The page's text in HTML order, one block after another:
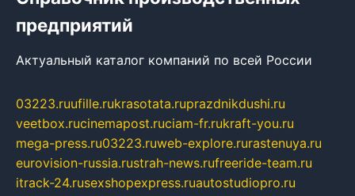
предприятий
Актуальный каталог компаний по всей России
03223.ruufille.rukrasotata.ruprazdnikdushi.ru
veetbox.rucinemapost.ruciam-fr.rukraft-you.ru
mega-press.ru03223.ruweb-explore.rurastenuya.ru
eurovision-russia.rustrah-news.rufreeride-team.ru
itrack-24.rusexshopexpress.ruautostudiopro.ru